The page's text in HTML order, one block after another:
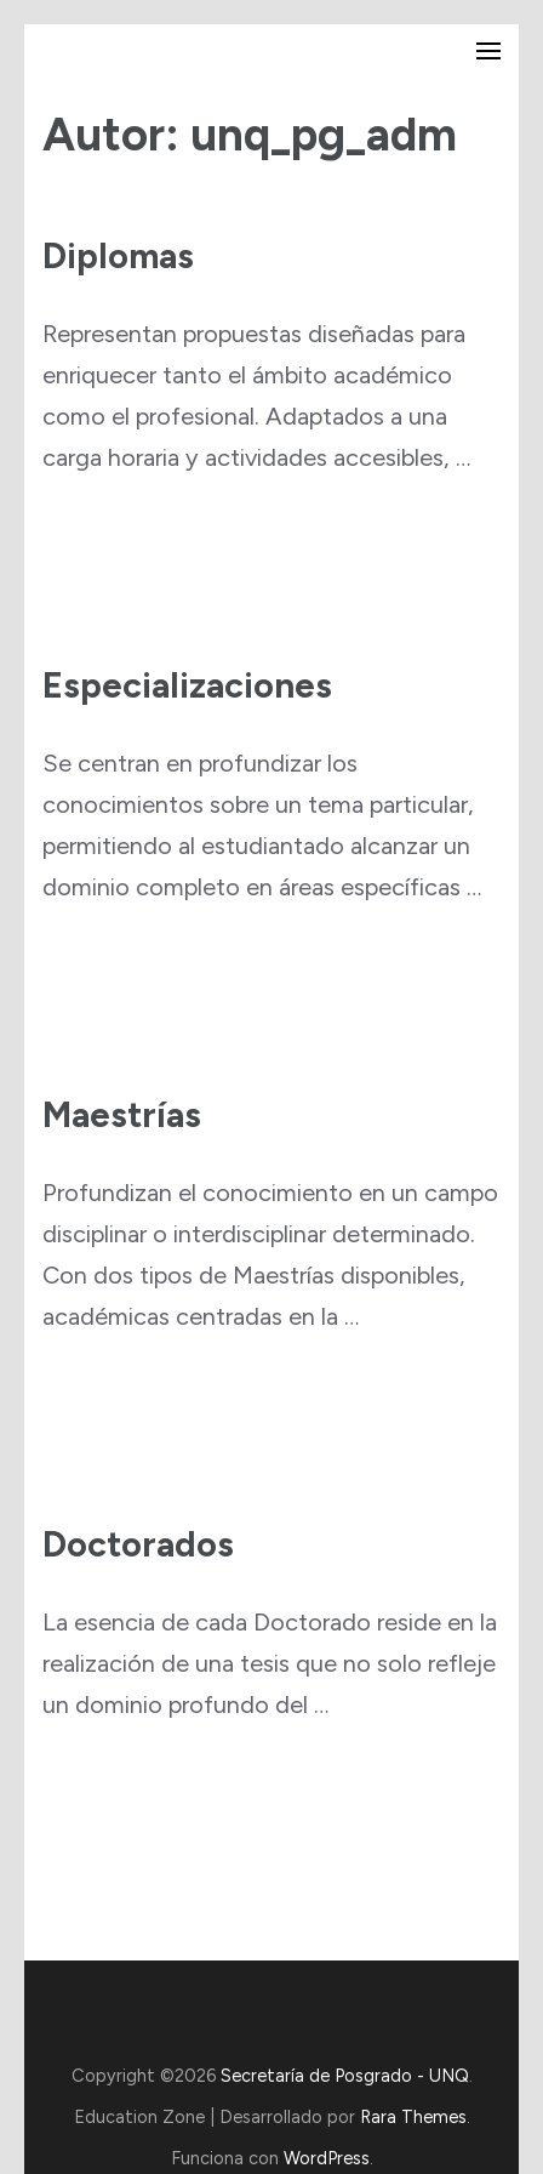
contenido
tecla
Secretaría de Posgrado –
UNQ
Autor: unq_pg_adm
Diplomas
Representan propuestas diseñadas para
enriquecer tanto el ámbito académico
como el profesional. Adaptados a una
carga horaria y actividades accesibles, …
Especializaciones
Se centran en profundizar los
conocimientos sobre un tema particular,
permitiendo al estudiantado alcanzar un
dominio completo en áreas específicas …
Maestrías
Profundizan el conocimiento en un campo
disciplinar o interdisciplinar determinado.
Con dos tipos de Maestrías disponibles,
académicas centradas en la …
Doctorados
La esencia de cada Doctorado reside en la
realización de una tesis que no solo refleje
un dominio profundo del …
Copyright ©2026 Secretaría de Posgrado - UNQ.
Education Zone | Desarrollado por Rara Themes.
Funciona con WordPress.